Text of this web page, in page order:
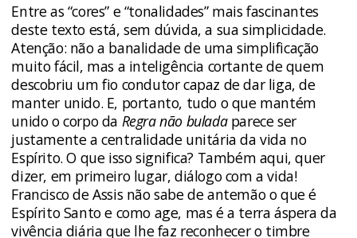
Entre as “cores” e “tonalidades” mais fascinantes
deste texto está, sem dúvida, a sua simplicidade.
Atenção: não a banalidade de uma simplificação
muito fácil, mas a inteligência cortante de quem
descobriu um fio condutor capaz de dar liga, de
manter unido. E, portanto, tudo o que mantém
unido o corpo da Regra não buladaparece ser
justamente a centralidade unitária da vida no
Espírito. O que isso significa? Também aqui, quer
dizer, em primeiro lugar, diálogo com a vida!
Francisco de Assis não sabe de antemão o que é
Espírito Santo e como age, mas é a terra áspera da
vivência diária que lhe faz reconhecer o timbre